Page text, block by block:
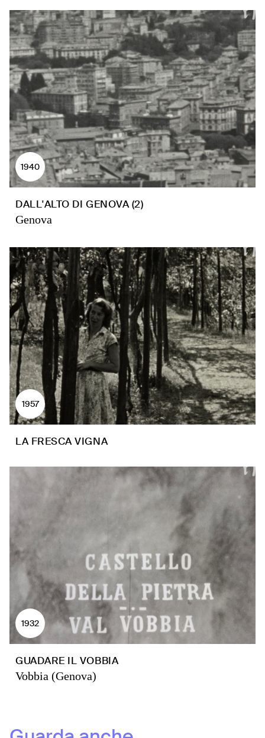
1940
DALL'ALTO DI GENOVA (2)
Genova
1957
LA FRESCA VIGNA
1932
GUADARE IL VOBBIA
Vobbia (Genova)